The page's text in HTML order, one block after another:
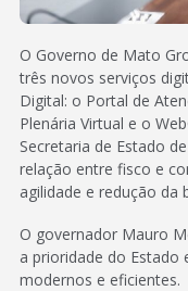
O Governo de Mato
três novos serviços
Digital: o Portal de
Plenária Virtual e o
Secretaria de Estado
relação entre fisco e
agilidade e redução da
O governador Mauro
a prioridade do Estado
modernos e eficientes.